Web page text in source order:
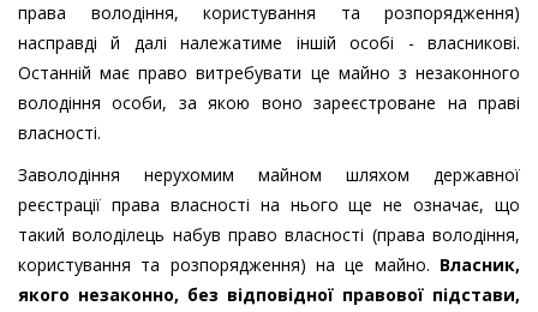
права володіння, користування та розпорядження)
насправді й далі належатиме іншій особі - власникові.
Останній має право витребувати це майно з незаконного
володіння особи, за якою воно зареєстроване на праві
власності.
Заволодіння нерухомим майном шляхом державної
реєстрації права власності на нього ще не означає, що
такий володілець набув право власності (права володіння,
користування та розпорядження) на це майно. Власник,
якого незаконно, без відповідної правової підстави,